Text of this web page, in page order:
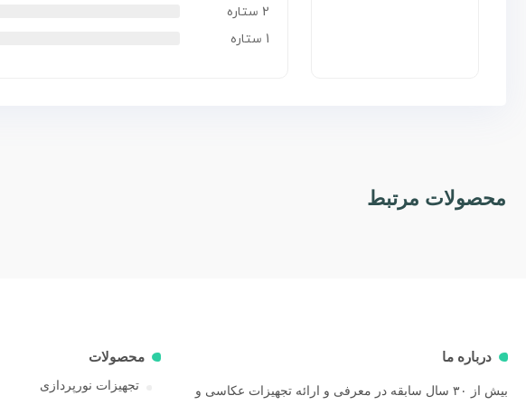
2 ستاره
1 ستاره
محصولات مرتبط
درباره ما
بیش از ۳۰ سال سابقه در معرفی و ارائه تجهیزات عکاسی و
محصولات
تجهیزات نورپردازی